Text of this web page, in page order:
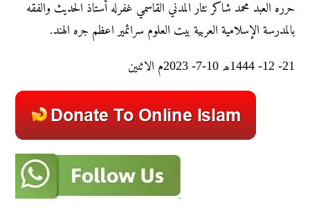
حرره العبد محمد شاکر نثار المدني القاسمي غفرله أستاذ الحديث والفقه
بالمدرسة الإسلامية العربية بيت العلوم سرائمير اعظم جره الهند.
21- 12- 1444ھ 10-7- 2023م الاثنين